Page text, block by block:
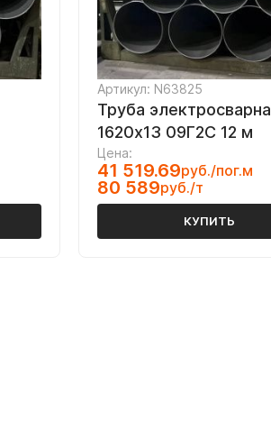
Артикул: N63825
Труба
1620х13 09Г2С 12 м
Цена:
41 519.69руб./пог.м
80 589руб./т
КУПИТЬ